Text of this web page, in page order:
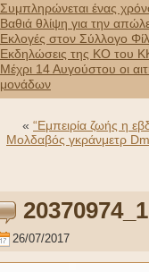
Συμπληρώνεται ένας
Βαθιά θλίψη για την
Εκλογές στον Σύλλογο
Εκδηλώσεις της ΚΟ του
Μέχρι 14 Αυγούστου οι
μονάδων
« “Εμπειρία ζωής η
Μολδαβός γκράνμετρ
26/07/2017